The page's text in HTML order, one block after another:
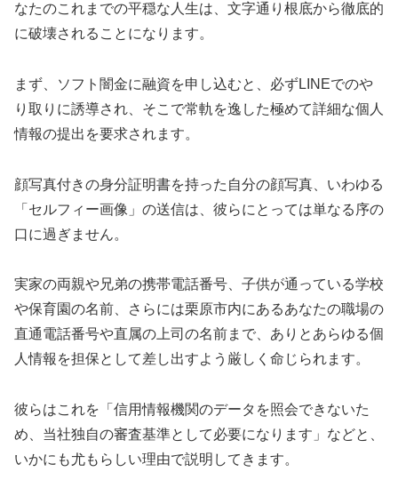
なたのこれまでの平穏な人生は、文字通り根底から徹底的
に破壊されることになります。
まず、ソフト闇金に融資を申し込むと、必ずLINEでのや
り取りに誘導され、そこで常軌を逸した極めて詳細な個人
情報の提出を要求されます。
顔写真付きの身分証明書を持った自分の顔写真、いわゆる
「セルフィー画像」の送信は、彼らにとっては単なる序の
口に過ぎません。
実家の両親や兄弟の携帯電話番号、子供が通っている学校
や保育園の名前、さらには栗原市内にあるあなたの職場の
直通電話番号や直属の上司の名前まで、ありとあらゆる個
人情報を担保として差し出すよう厳しく命じられます。
彼らはこれを「信用情報機関のデータを照会できないた
め、当社独自の審査基準として必要になります」などと、
いかにも尤もらしい理由で説明してきます。